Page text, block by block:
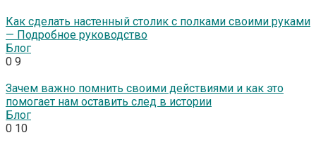
Как сделать настенный столик с полками своими руками
— Подробное руководство
Блог
0 9
Зачем важно помнить своими действиями и как это
помогает нам оставить след в истории
Блог
0 10